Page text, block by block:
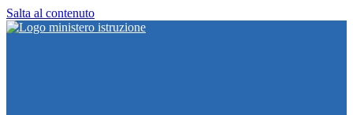
Salta al contenuto